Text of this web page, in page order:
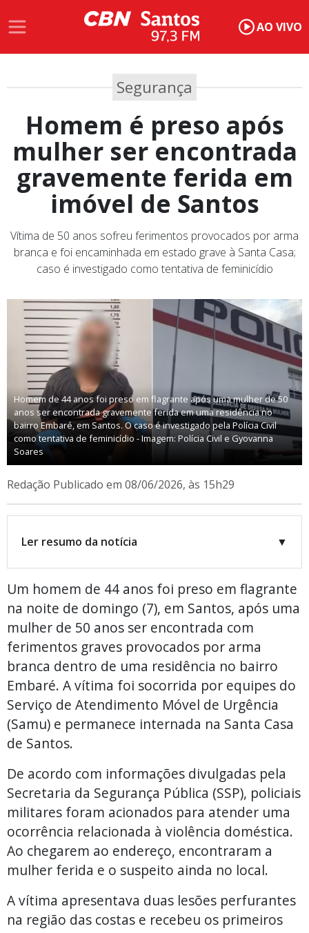
AO VIVO
Segurança
Homem é preso após
mulher ser encontrada
gravemente ferida em
imóvel de Santos
Vítima de 50 anos sofreu ferimentos provocados por arma
branca e foi encaminhada em estado grave à Santa Casa;
caso é investigado como tentativa de feminicídio
Homem de 44 anos foi preso em flagrante após uma mulher de 50
anos ser encontrada gravemente ferida em uma residência no
bairro Embaré, em Santos. O caso é investigado pela Polícia Civil
como tentativa de feminicídio - Imagem: Polícia Civil e Gyovanna
Soares
Redação Publicado em 08/06/2026, às 15h29
Ler resumo da notícia ▼
Um homem de 44 anos foi preso em flagrante
na noite de domingo (7), em Santos, após uma
mulher de 50 anos ser encontrada com
ferimentos graves provocados por arma
branca dentro de uma residência no bairro
Embaré. A vítima foi socorrida por equipes do
Serviço de Atendimento Móvel de Urgência
(Samu) e permanece internada na Santa Casa
de Santos.
De acordo com informações divulgadas pela
Secretaria da Segurança Pública (SSP), policiais
militares foram acionados para atender uma
ocorrência relacionada à violência doméstica.
Ao chegarem ao endereço, encontraram a
mulher ferida e o suspeito ainda no local.
A vítima apresentava duas lesões perfurantes
na região das costas e recebeu os primeiros